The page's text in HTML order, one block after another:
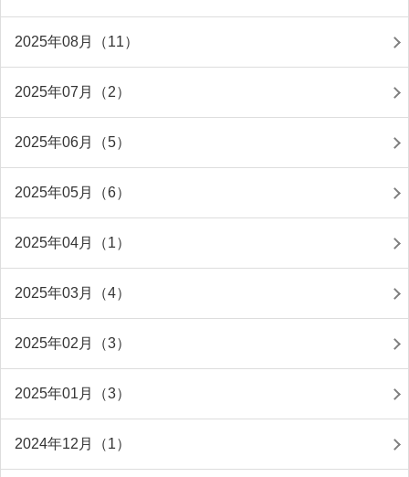
2025年08月（11）
2025年07月（2）
2025年06月（5）
2025年05月（6）
2025年04月（1）
2025年03月（4）
2025年02月（3）
2025年01月（3）
2024年12月（1）